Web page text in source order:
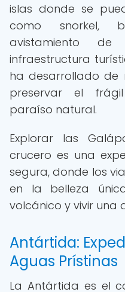
islas donde se
como snorkel,
avistamiento
infraestructura
ha desarrollado de
preservar el
paraíso natural.
Explorar las
crucero es una
segura, donde los
en la belleza
volcánico y vivir una
Antártida:
Aguas Prístinas
La Antártida es el